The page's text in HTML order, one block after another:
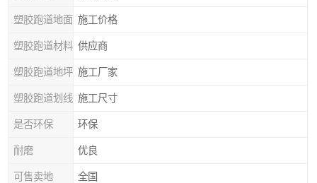
塑胶跑道地面 施工价格
塑胶跑道材料 供应商
塑胶跑道地坪 施工厂家
塑胶跑道划线 施工尺寸
是否环保 环保
耐磨 优良
可售卖地 全国